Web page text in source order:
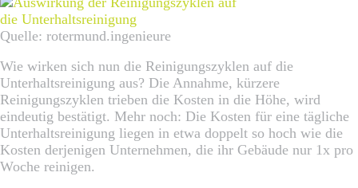
Quelle: rotermund.ingenieure
Wie wirken sich nun die Reinigungszyklen auf die
Unterhaltsreinigung aus? Die Annahme, kürzere
Reinigungszyklen trieben die Kosten in die Höhe, wird
eindeutig bestätigt. Mehr noch: Die Kosten für eine tägliche
Unterhaltsreinigung liegen in etwa doppelt so hoch wie die
Kosten derjenigen Unternehmen, die ihr Gebäude nur 1x pro
Woche reinigen.